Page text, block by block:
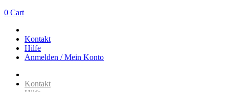
0 Cart
Kontakt
Hilfe
Anmelden / Mein Konto
Kontakt